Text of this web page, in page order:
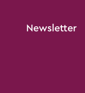
Newsletter